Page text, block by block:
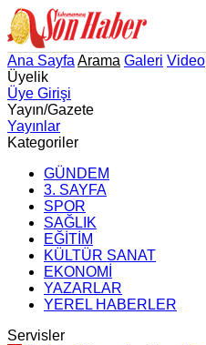
Ana Sayfa Arama Galeri Video
Üyelik
Üye Girişi
Yayın/Gazete
Yayınlar
Kategoriler
GÜNDEM
3. SAYFA
SPOR
SAĞLIK
EĞİTİM
KÜLTÜR SANAT
EKONOMİ
YAZARLAR
YEREL HABERLER
Servisler